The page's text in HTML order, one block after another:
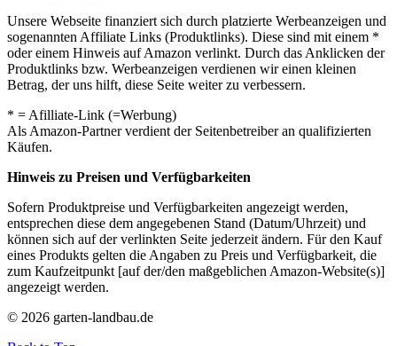
Unsere Webseite finanziert sich durch platzierte Werbeanzeigen und
sogenannten Affiliate Links (Produktlinks). Diese sind mit einem *
oder einem Hinweis auf Amazon verlinkt. Durch das Anklicken der
Produktlinks bzw. Werbeanzeigen verdienen wir einen kleinen
Betrag, der uns hilft, diese Seite weiter zu verbessern.
* = Afilliate-Link (=Werbung)
Als Amazon-Partner verdient der Seitenbetreiber an qualifizierten
Käufen.
Hinweis zu Preisen und Verfügbarkeiten
Sofern Produktpreise und Verfügbarkeiten angezeigt werden,
entsprechen diese dem angegebenen Stand (Datum/Uhrzeit) und
können sich auf der verlinkten Seite jederzeit ändern. Für den Kauf
eines Produkts gelten die Angaben zu Preis und Verfügbarkeit, die
zum Kaufzeitpunkt [auf der/den maßgeblichen Amazon-Website(s)]
angezeigt werden.
© 2026 garten-landbau.de